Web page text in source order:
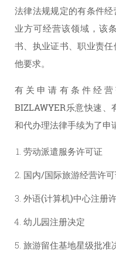
法律法规规定的有条件
业方可经营该领域，该
书、执业证书、职业责
他要求。
有关申请有条件经
BIZLAWYER乐意快速
和代办理法律手续为了申
劳动派遣服务许可证
国内/国际旅游经营许
外语(计算机)中心注册
幼儿园注册决定
旅游留住基地星级批准